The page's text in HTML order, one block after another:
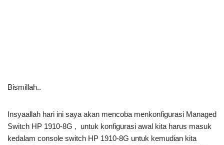
Bismillah..
Insyaallah hari ini saya akan mencoba menkonfigurasi Managed
Switch HP 1910-8G , untuk konfigurasi awal kita harus masuk
kedalam console switch HP 1910-8G untuk kemudian kita